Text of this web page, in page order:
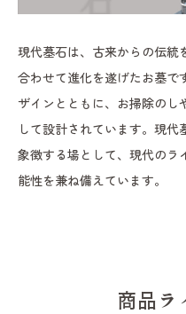
現代墓石は、古来からの伝統
合わせて進化を遂げたお墓で
ザインとともに、お掃除のし
して設計されています。現
象徴する場として、現代のラ
能性を兼ね備えています。
商品ラ